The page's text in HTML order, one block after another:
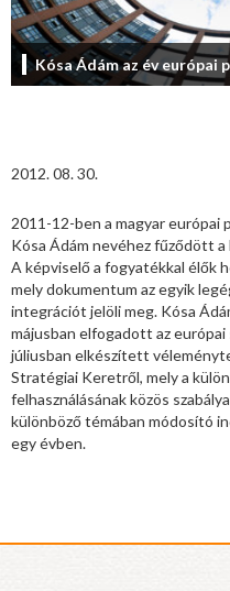
Kósa Ádám az év európai
2012. 08. 30.
2011-12-ben a magyar európai
Kósa Ádám nevéhez fűződött
A képviselő a fogyatékkal
mely dokumentum az egyik
integrációt jelöli meg. Kósa
májusban elfogadott az
júliusban elkészített
Stratégiai Keretről, mely a
felhasználásának közös
különböző témában módosító
egy évben.